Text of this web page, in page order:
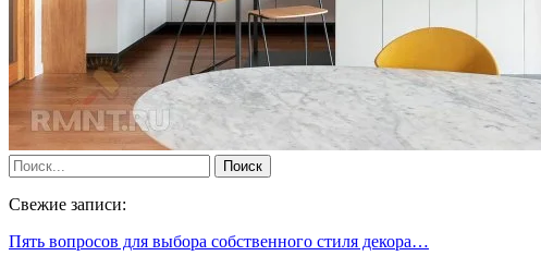
Свежие записи:
Пять вопросов для выбора собственного стиля декора…